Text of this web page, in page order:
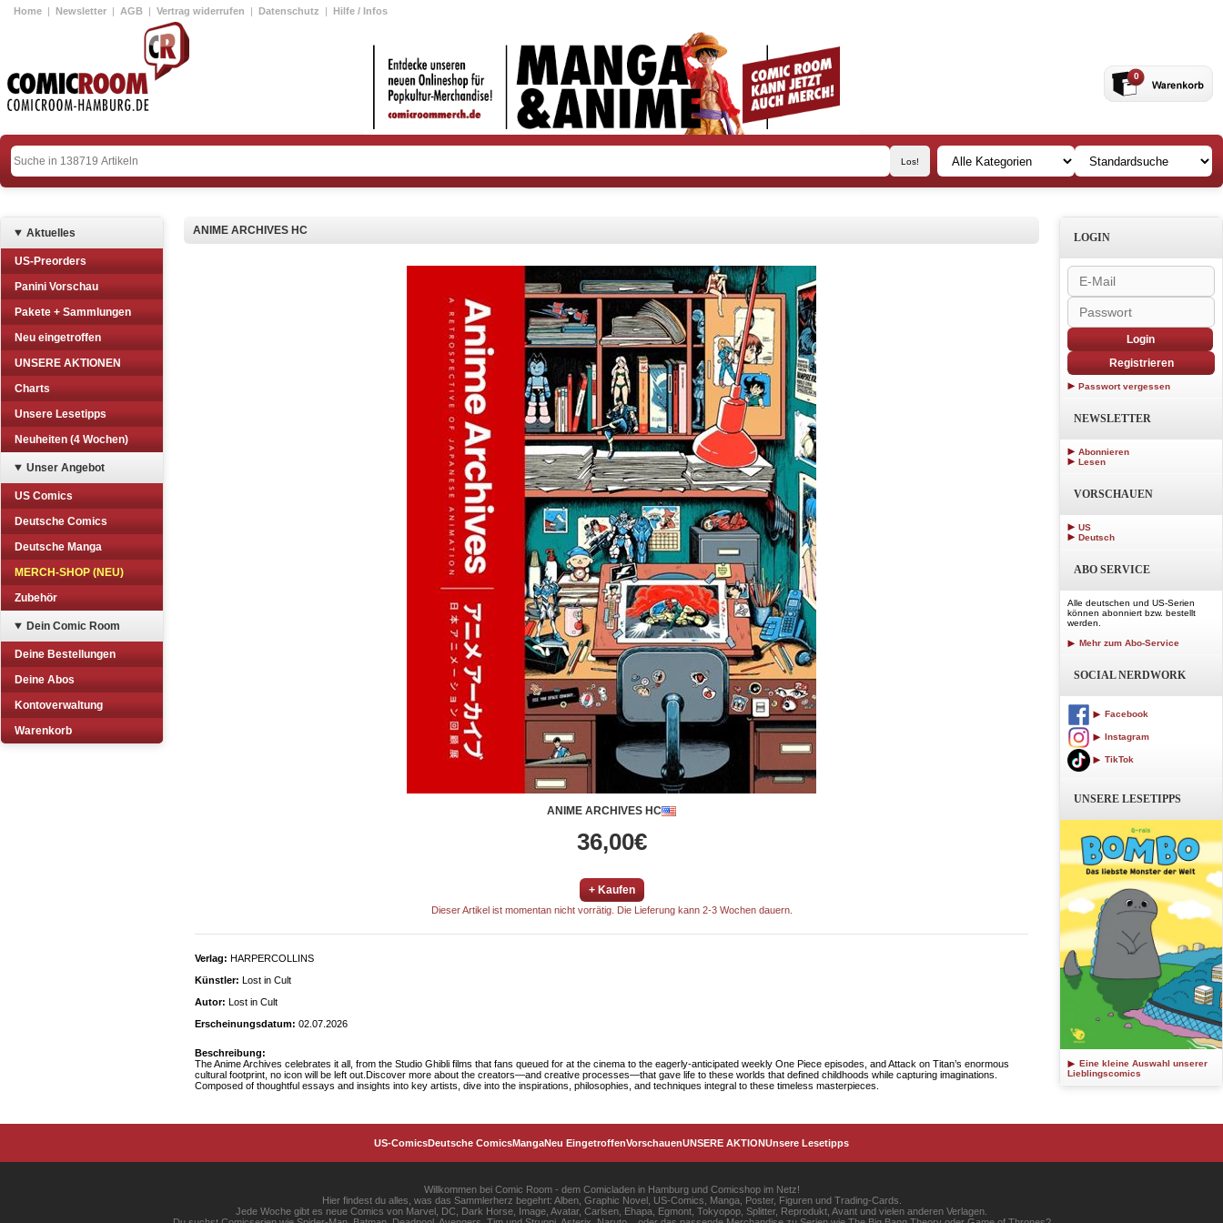
Home | Newsletter | AGB | Vertrag widerrufen | Datenschutz | Hilfe / Infos
0
Aktuelles
US-Preorders
Panini Vorschau
Pakete + Sammlungen
Neu eingetroffen
UNSERE AKTIONEN
Charts
Unsere Lesetipps
Neuheiten (4 Wochen)
Unser Angebot
US Comics
Deutsche Comics
Deutsche Manga
MERCH-SHOP (NEU)
Zubehör
Dein Comic Room
Deine Bestellungen
Deine Abos
Kontoverwaltung
Warenkorb
ANIME ARCHIVES HC
ANIME ARCHIVES HC
36,00€
+ Kaufen
Dieser Artikel ist momentan nicht vorrätig. Die Lieferung kann 2-3 Wochen dauern.
Verlag: HARPERCOLLINS
Künstler: Lost in Cult
Autor: Lost in Cult
Erscheinungsdatum: 02.07.2026
Beschreibung:
The Anime Archives celebrates it all, from the Studio Ghibli films that fans queued for at the cinema to the eagerly-anticipated weekly One Piece episodes, and Attack on Titan’s enormous
cultural footprint, no icon will be left out.Discover more about the creators—and creative processes—that gave life to these worlds that defined childhoods while capturing imaginations.
Composed of thoughtful essays and insights into key artists, dive into the inspirations, philosophies, and techniques integral to these timeless masterpieces.
LOGIN
Login
Registrieren
Passwort vergessen
NEWSLETTER
Abonnieren
Lesen
VORSCHAUEN
US
Deutsch
ABO SERVICE
Alle deutschen und US-Serien
können abonniert bzw. bestellt
werden.
Mehr zum Abo-Service
SOCIAL NERDWORK
Facebook
Instagram
TikTok
UNSERE LESETIPPS
Eine kleine Auswahl unserer
Lieblingscomics
US-ComicsDeutsche ComicsMangaNeu EingetroffenVorschauenUNSERE AKTIONUnsere Lesetipps
Willkommen bei Comic Room - dem Comicladen in Hamburg und Comicshop im Netz!
Hier findest du alles, was das Sammlerherz begehrt: Alben, Graphic Novel, US-Comics, Manga, Poster, Figuren und Trading-Cards.
Jede Woche gibt es neue Comics von Marvel, DC, Dark Horse, Image, Avatar, Carlsen, Ehapa, Egmont, Tokyopop, Splitter, Reprodukt, Avant und vielen anderen Verlagen.